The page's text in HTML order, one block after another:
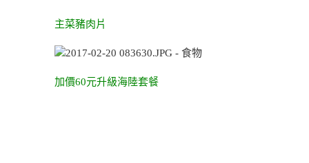
主菜豬肉片
加價60元升級海陸套餐